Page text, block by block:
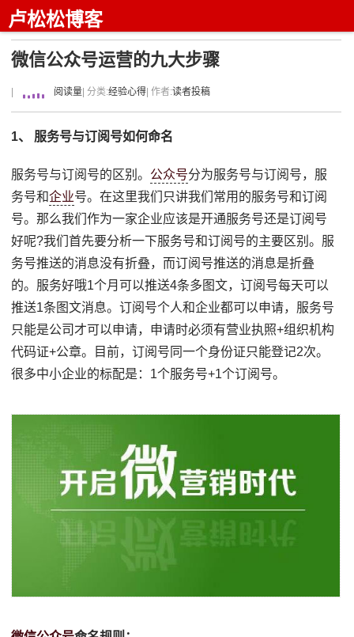
卢松松博客
微信公众号运营的九大步骤
阅读量 | 分类:经验心得 | 作者:读者投稿
1、 服务号与订阅号如何命名
服务号与订阅号的区别。 公众号分为服务号与订阅号，服
务号和企业号。在这里我们只讲我们常用的服务号和订阅
号。那么我们作为一家企业应该是开通服务号还是订阅号
好呢?我们首先要分析一下服务号和订阅号的主要区别。服
务号推送的消息没有折叠，而订阅号推送的消息是折叠
的。服务好哦1个月可以推送4条多图文，订阅号每天可以
推送1条图文消息。订阅号个人和企业都可以申请，服务号
只能是公司才可以申请，申请时必须有营业执照+组织机构
代码证+公章。目前，订阅号同一个身份证只能登记2次。
很多中小企业的标配是：1个服务号+1个订阅号。